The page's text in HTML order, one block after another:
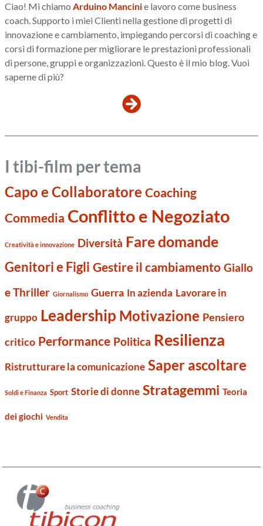
Ciao! Mi chiamo Arduino Mancinie lavoro come business
coach. Supporto i miei Clienti nella gestione di progetti di
innovazione e cambiamento, impiegando percorsi di coaching e
corsi di formazione per migliorare le prestazioni professionali
di persone, gruppi e organizzazioni. Questo è il mio blog. Vuoi
saperne di più?
I tibi-film per tema
Capo e Collaboratore Coaching
Commedia Conflitto e Negoziato
Creatività e innovazione Diversità Fare domande
Genitori e Figli Gestire il cambiamento Giallo
e Thriller Giornalismo Guerra In azienda Lavorare in
gruppo Leadership Motivazione Pensiero
critico Performance Politica Resilienza
Ristrutturare la comunicazione Saper ascoltare
Soldi e Finanza Sport Storie di donne Stratagemmi Teoria
dei giochi Vendita